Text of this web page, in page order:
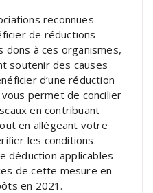
reconnues
de réductions
dons à ces organismes,
soutenir des causes
d’une réduction
permet de concilier
en contribuant
en allégeant votre
les conditions
déduction applicables
de cette mesure en
en 2021.